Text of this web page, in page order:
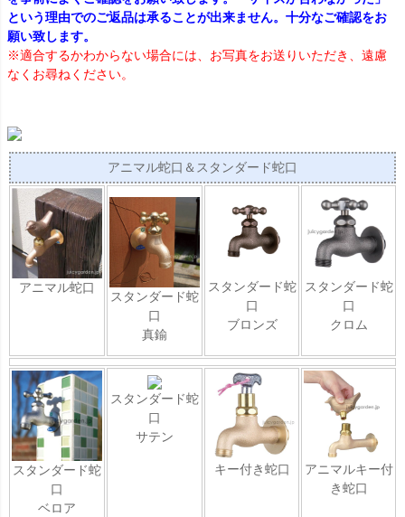
という理由でのご返品は承ることが出来ません。十分なご確認をお
願い致します。
※適合するかわからない場合には、お写真をお送りいただき、遠慮
なくお尋ねください。
アニマル蛇口＆スタンダード蛇口
アニマル蛇口
スタンダード蛇
口
真鍮
スタンダード蛇
口
ブロンズ
スタンダード蛇
口
クロム
スタンダード蛇
口
ベロア
スタンダード蛇
口
サテン
キー付き蛇口
アニマルキー付
き蛇口